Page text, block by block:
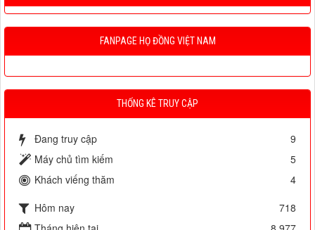
FANPAGE HỌ ĐỒNG VIỆT NAM
THỐNG KÊ TRUY CẬP
Đang truy cập
9
Máy chủ tìm kiếm
5
Khách viếng thăm
4
Hôm nay
718